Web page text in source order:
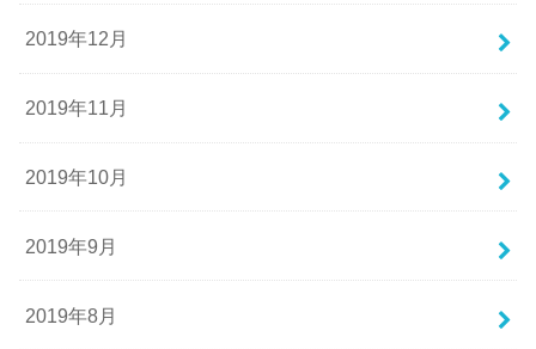
2019年12月
2019年11月
2019年10月
2019年9月
2019年8月